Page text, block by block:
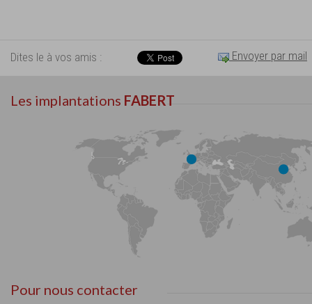
Dites le à vos amis : Envoyer par mail
Les implantations FABERT
Pour nous contacter